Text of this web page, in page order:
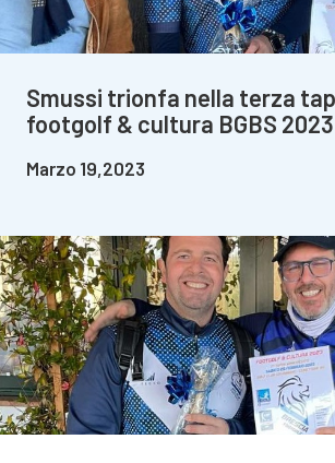
Smussi trionfa nella terza
footgolf & cultura BGBS 2023
Marzo 19,2023